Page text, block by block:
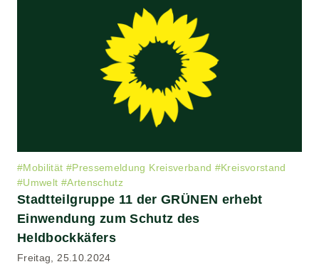
#Mobilität #Pressemeldung Kreisverband #Kreisvorstand
#Umwelt #Artenschutz
Stadtteilgruppe 11 der GRÜNEN erhebt
Einwendung zum Schutz des
Heldbockkäfers
Freitag, 25.10.2024